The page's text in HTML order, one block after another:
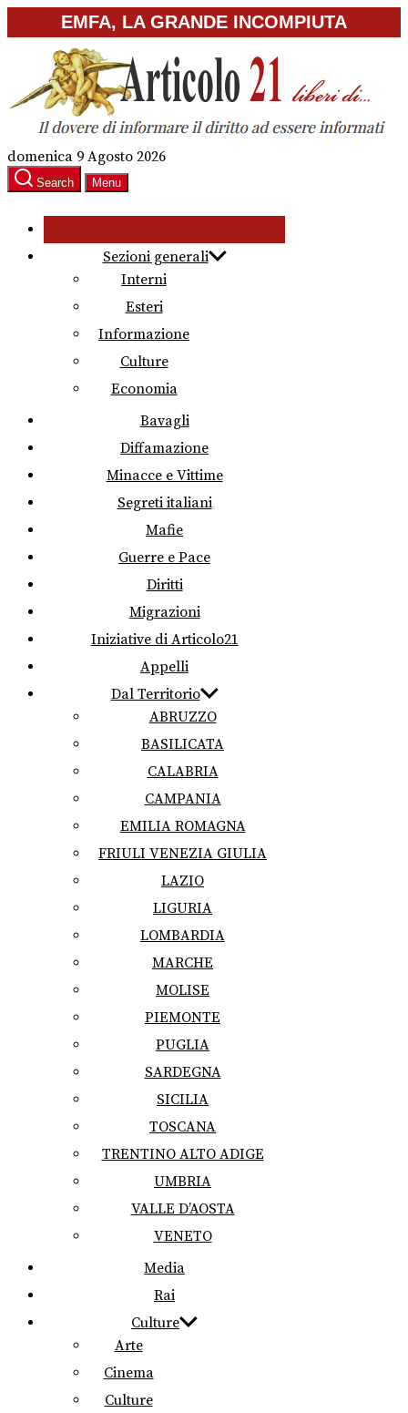
to
content
EMFA, LA GRANDE INCOMPIUTA
domenica 9 Agosto 2026
Search Menu
Sezioni generali
Interni
Esteri
Informazione
Culture
Economia
Bavagli
Diffamazione
Minacce e Vittime
Segreti italiani
Mafie
Guerre e Pace
Diritti
Migrazioni
Iniziative di Articolo21
Appelli
Dal Territorio
ABRUZZO
BASILICATA
CALABRIA
CAMPANIA
EMILIA ROMAGNA
FRIULI VENEZIA GIULIA
LAZIO
LIGURIA
LOMBARDIA
MARCHE
MOLISE
PIEMONTE
PUGLIA
SARDEGNA
SICILIA
TOSCANA
TRENTINO ALTO ADIGE
UMBRIA
VALLE D’AOSTA
VENETO
Media
Rai
Culture
Arte
Cinema
Culture